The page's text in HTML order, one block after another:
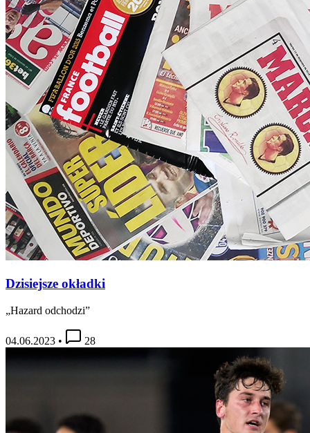
Dzisiejsze okładki
„Hazard odchodzi”
04.06.2023 • 28